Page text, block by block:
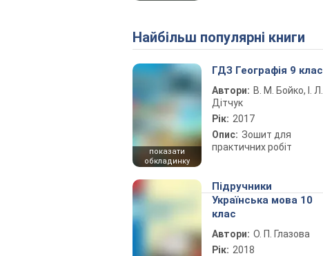
Найбільш популярні книги
показати
обкладинку
ГДЗ Географія 9 клас
Автори: В. М. Бойко, І. Л.
Дітчук
Рік: 2017
Опис: Зошит для
практичних робіт
Підручники
Українська мова 10
клас
Автори: О. П. Глазова
Рік: 2018